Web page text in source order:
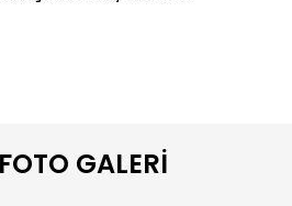
FOTO GALERİ